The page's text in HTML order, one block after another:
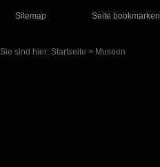
Sitemap Seite bookmarken
Sie sind hier: Startseite > Museen